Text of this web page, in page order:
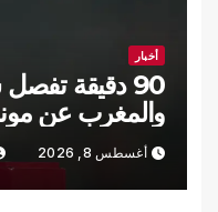
أخبار
90 دقيقة
والمغرب عن
أغسطس 8, 2026